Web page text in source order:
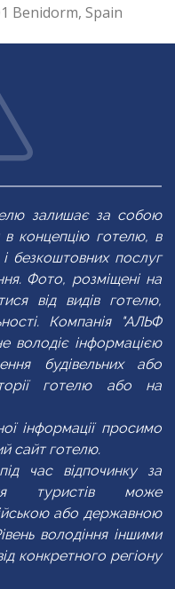
Benidorm, Spain
залишає за собою
в концепцію готелю, в
безкоштовних послуг
Фото, розміщені на
від видів готелю,
Компанія "АЛЬФ
інформацією
будівельних або
готелю або на
інформації просимо
сайт готелю.
час відпочинку за
туристів може
або державною
володіння іншими
конкретного регіону